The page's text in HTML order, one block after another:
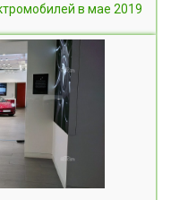
в мае 2019